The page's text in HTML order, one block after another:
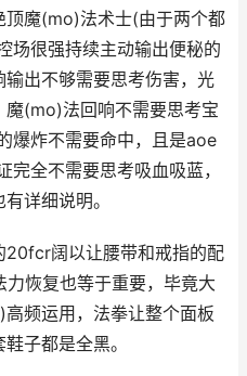
顶魔(mo)法术士(由于两个都
场很强持续主动输出便秘的
出不够需要思考伤害，光
(mo)法回响不需要思考宝
爆炸不需要命中，且是aoe
全不需要思考吸血吸蓝，
详细说明。
20fcr阔以让腰带和戒指的配
恢复也等于重要，毕竟大
频运用，法拳让整个面板
子都是全黑。